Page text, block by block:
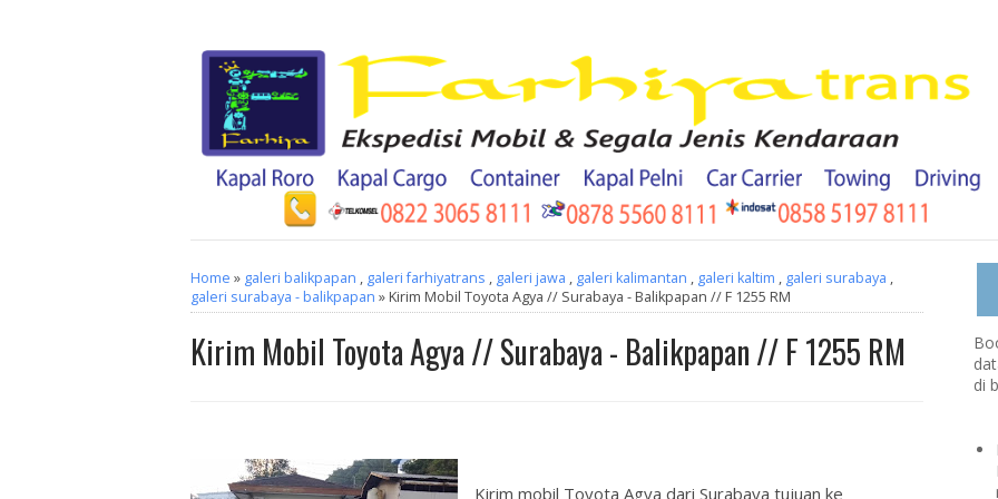
Home » galeri balikpapan , galeri farhiyatrans , galeri jawa , galeri kalimantan , galeri kaltim , galeri surabaya ,
galeri surabaya - balikpapan » Kirim Mobil Toyota Agya // Surabaya - Balikpapan // F 1255 RM
Kirim Mobil Toyota Agya // Surabaya - Balikpapan // F 1255 RM
Kirim mobil Toyota Agya dari Surabaya tujuan ke
di